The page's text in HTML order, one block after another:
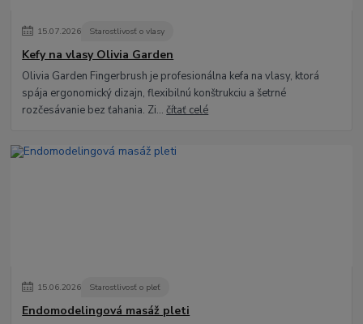
15.07.2026 Starostlivosť o vlasy
Kefy na vlasy Olivia Garden
Olivia Garden Fingerbrush je profesionálna kefa na vlasy, ktorá
spája ergonomický dizajn, flexibilnú konštrukciu a šetrné
rozčesávanie bez ťahania. Zi...čítať celé
15.06.2026 Starostlivosť o pleť
Endomodelingová masáž pleti